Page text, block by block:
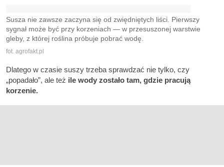
Susza nie zawsze zaczyna się od zwiędniętych liści. Pierwszy
sygnał może być przy korzeniach — w przesuszonej warstwie
gleby, z której roślina próbuje pobrać wodę.
fot. agrofakt.pl
Dlatego w czasie suszy trzeba sprawdzać nie tylko, czy
„popadało”, ale też ile wody zostało tam, gdzie pracują
korzenie.